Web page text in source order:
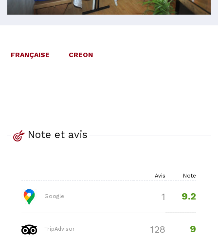
FRANÇAISE CREON
Note et avis
Avis Note
Google 1 9.2
TripAdvisor 128 9